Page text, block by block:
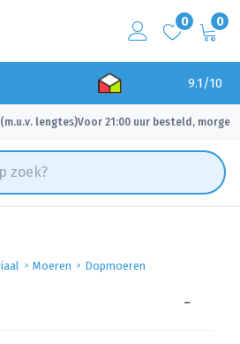
0 0
9.1/10
lengtes)
✓ Voor 21:00 uur besteld, morgen
Moeren Dopmoeren
−